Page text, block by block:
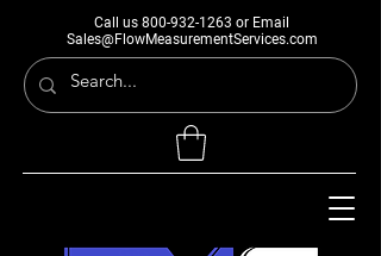
Call us 800-932-1263 or Email
Sales@FlowMeasurementServices.com